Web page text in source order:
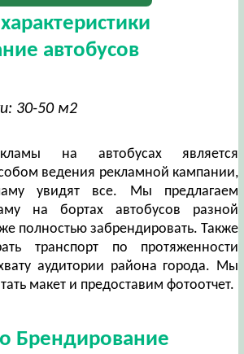
автобусов
30-50 м2
на автобусах является
ведения рекламной кампании,
увидят все. Мы предлагаем
на бортах автобусов разной
полностью забрендировать. Также
транспорт по протяженности
аудитории района города. Мы
макет и предоставим фотоотчет.
Брендирование